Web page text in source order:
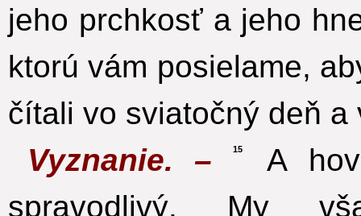
jeho prchkosť a jeho
ktorú vám posielame,
čítali vo sviatočný deň a
Vyznanie. –15
A
spravodlivý. My